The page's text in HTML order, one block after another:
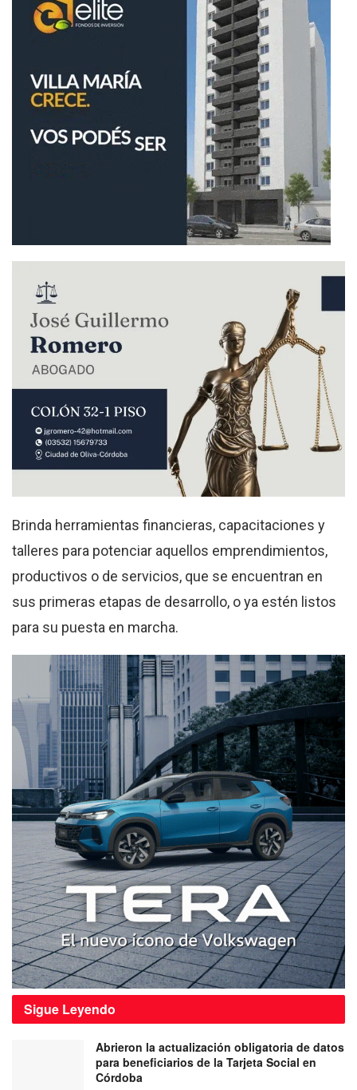
Brinda herramientas financieras, capacitaciones y
talleres para potenciar aquellos emprendimientos,
productivos o de servicios, que se encuentran en
sus primeras etapas de desarrollo, o ya estén listos
para su puesta en marcha.
Sigue Leyendo
Abrieron la actualización obligatoria de datos
para beneficiarios de la Tarjeta Social en
Córdoba